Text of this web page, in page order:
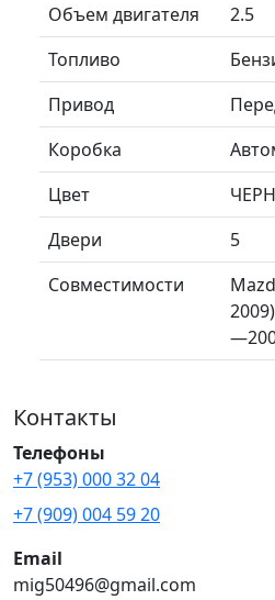
Объем двигателя
2.5
Топливо
Привод
Коробка
Цвет
Двери
5
Совместимости
Контакты
Телефоны
+7 (953) 000 32 04
+7 (909) 004 59 20
Email
mig50496@gmail.com